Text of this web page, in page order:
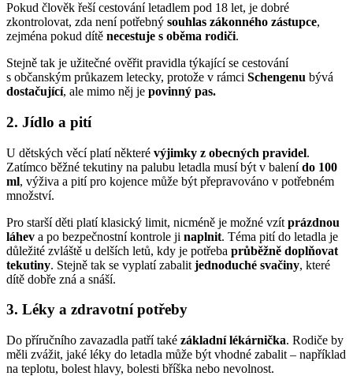
Pokud člověk řeší cestování letadlem pod 18 let, je dobré
zkontrolovat, zda není potřebný souhlas zákonného zástupce,
zejména pokud dítě necestuje s oběma rodiči.
Stejně tak je užitečné ověřit pravidla týkající se cestování
s občanským průkazem letecky, protože v rámci Schengenu bývá
dostačující, ale mimo něj je povinný pas.
2. Jídlo a pití
U dětských věcí platí některé výjimky z obecných pravidel.
Zatímco běžné tekutiny na palubu letadla musí být v balenído 100
ml, výživa a pití pro kojence může být přepravováno v potřebném
množství.
Pro starší děti platí klasický limit, nicméně je možné vzít prázdnou
láhev a po bezpečnostní kontrole ji naplnit. Téma pití do letadla je
důležité zvláště u delších letů, kdy je potřeba průběžně doplňovat
tekutiny. Stejně tak se vyplatí zabalit jednoduché svačiny, které
dítě dobře zná a snáší.
3. Léky a zdravotní potřeby
Do příručního zavazadla patří také základní lékárnička. Rodiče by
měli zvážit, jaké léky do letadla může být vhodné zabalit – například
na teplotu, bolest hlavy, bolesti bříška nebo nevolnost.